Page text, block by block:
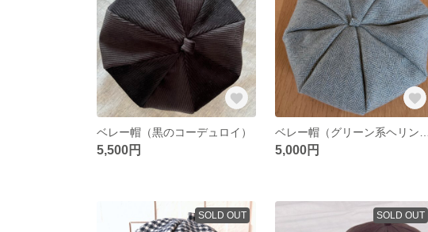
ベレー帽（黒のコーデュロイ）
5,500円 5,000円
SOLD OUT SOLD OUT